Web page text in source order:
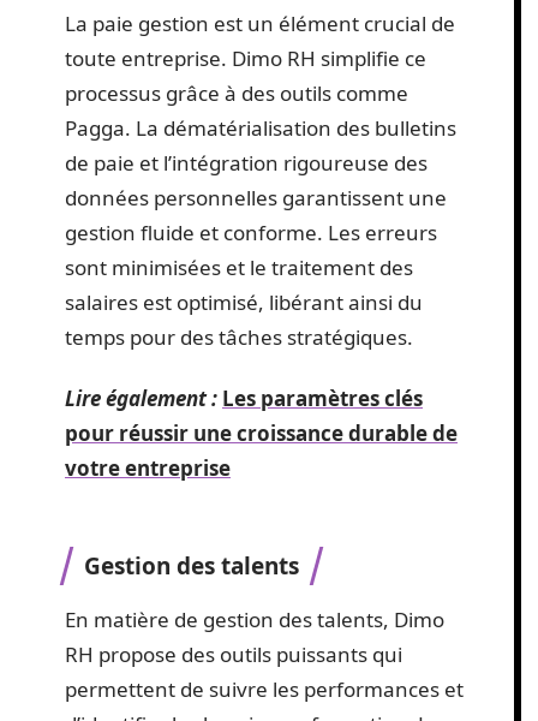
La paie gestion est un élément crucial de
toute entreprise. Dimo RH simplifie ce
processus grâce à des outils comme
Pagga. La dématérialisation des bulletins
de paie et l’intégration rigoureuse des
données personnelles garantissent une
gestion fluide et conforme. Les erreurs
sont minimisées et le traitement des
salaires est optimisé, libérant ainsi du
temps pour des tâches stratégiques.
Lire également : Les paramètres clés
pour réussir une croissance durable de
votre entreprise
Gestion des talents
En matière de gestion des talents, Dimo
RH propose des outils puissants qui
permettent de suivre les performances et